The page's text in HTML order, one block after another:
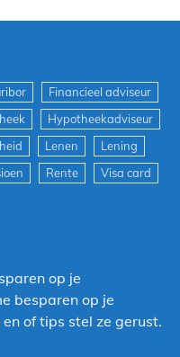
Financieel adviseur
Hypotheekadviseur
Lenen
Lening
Rente Visa card
op je
besparen op je
of tips stel ze gerust.